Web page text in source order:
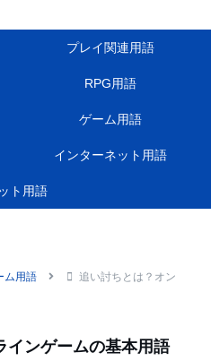
プレイ関連用語
RPG用語
ゲーム用語
インターネット用語
ト用語
ム用語
追い討ちとは？オン
インゲームの基本用語